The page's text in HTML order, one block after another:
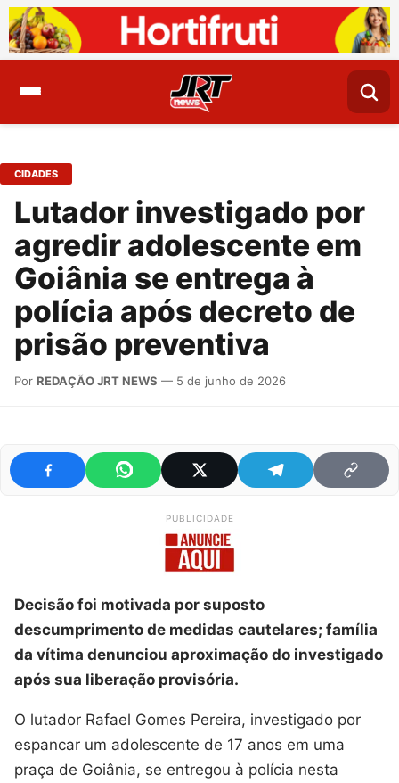
CIDADES
Lutador investigado por
agredir adolescente em
Goiânia se entrega à
polícia após decreto de
prisão preventiva
Por REDAÇÃO JRT NEWS — 5 de junho de 2026
PUBLICIDADE
Decisão foi motivada por suposto
descumprimento de medidas cautelares; família
da vítima denunciou aproximação do investigado
após sua liberação provisória.
O lutador Rafael Gomes Pereira, investigado por
espancar um adolescente de 17 anos em uma
praça de Goiânia, se entregou à polícia nesta